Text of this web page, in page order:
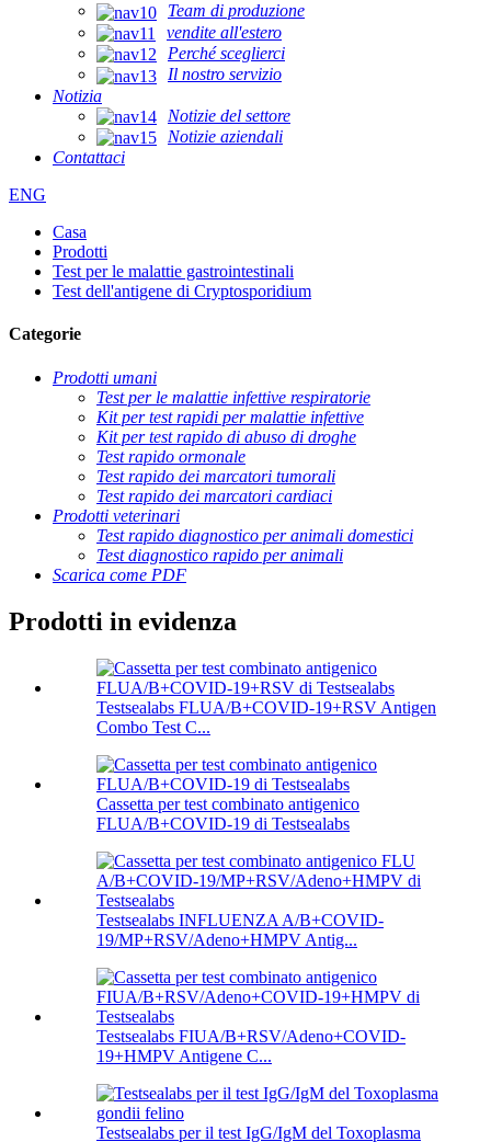
Team di produzione
vendite all'estero
Perché sceglierci
Il nostro servizio
Notizia
Notizie del settore
Notizie aziendali
Contattaci
ENG
Casa
Prodotti
Test per le malattie gastrointestinali
Test dell'antigene di Cryptosporidium
Categorie
Prodotti umani
Test per le malattie infettive respiratorie
Kit per test rapidi per malattie infettive
Kit per test rapido di abuso di droghe
Test rapido ormonale
Test rapido dei marcatori tumorali
Test rapido dei marcatori cardiaci
Prodotti veterinari
Test rapido diagnostico per animali domestici
Test diagnostico rapido per animali
Scarica come PDF
Prodotti in evidenza
Testsealabs FLUA/B+COVID-19+RSV Antigen
Combo Test C...
Cassetta per test combinato antigenico
FLUA/B+COVID-19 di Testsealabs
Testsealabs INFLUENZA A/B+COVID-
19/MP+RSV/Adeno+HMPV Antig...
Testsealabs FIUA/B+RSV/Adeno+COVID-
19+HMPV Antigene C...
Testsealabs per il test IgG/IgM del Toxoplasma